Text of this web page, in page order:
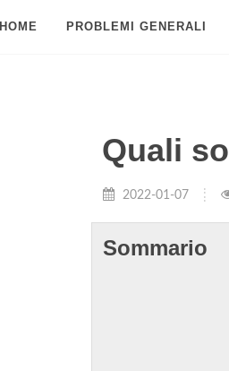
PROBLEMI GENERALI
Quali
2022-01-07
Sommario